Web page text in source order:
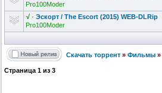
Pro100Moder
√ · Эскорт / The Escort (2015) WEB-DLRip
Pro100Moder
Скачать торрент » Фильмы »
Страница 1 из 3